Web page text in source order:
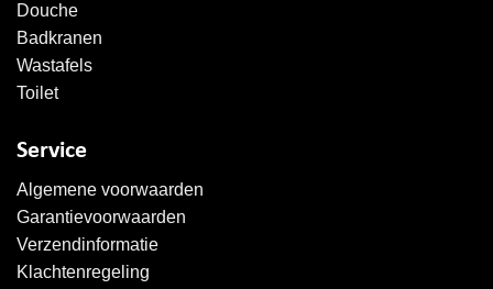
Douche
Badkranen
Wastafels
Toilet
Service
Algemene voorwaarden
Garantievoorwaarden
Verzendinformatie
Klachtenregeling